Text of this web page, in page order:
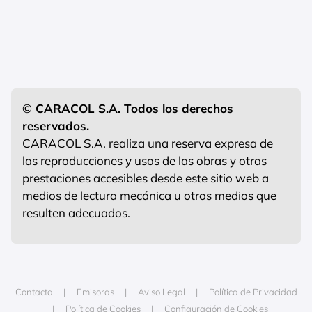
© CARACOL S.A. Todos los derechos
reservados.
CARACOL S.A. realiza una reserva expresa de
las reproducciones y usos de las obras y otras
prestaciones accesibles desde este sitio web a
medios de lectura mecánica u otros medios que
resulten adecuados.
Contacta Emisoras Aviso Legal
Política de Privacidad
Política de Cookies
Configuración de Cookies